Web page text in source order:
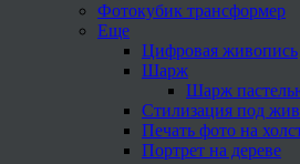
Фотокубик трансформер
Еще
Цифровая живопись
Шарж
Шарж
Стилизация под
Печать фото на
Портрет на дереве